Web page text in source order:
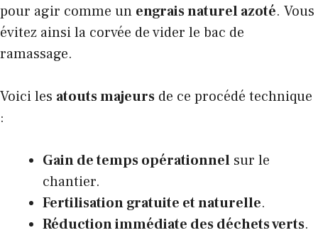
pour agir comme un engrais naturel azoté. Vous
évitez ainsi la corvée de vider le bac de
ramassage.
Voici les atouts majeurs de ce procédé technique
:
Gain de temps opérationnel sur le
chantier.
Fertilisation gratuite et naturelle.
Réduction immédiate des déchets verts.